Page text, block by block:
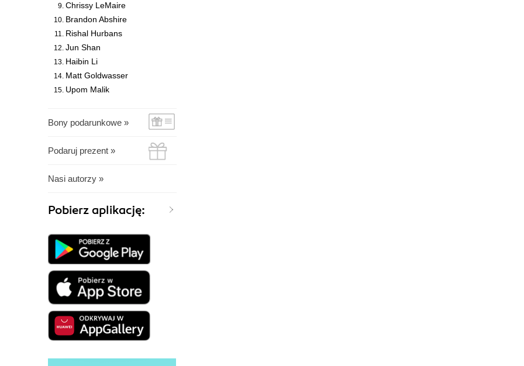
Chrissy LeMaire
Brandon Abshire
Rishal Hurbans
Jun Shan
Haibin Li
Matt Goldwasser
Upom Malik
Bony podarunkowe »
Podaruj prezent »
Nasi autorzy »
Pobierz aplikację: